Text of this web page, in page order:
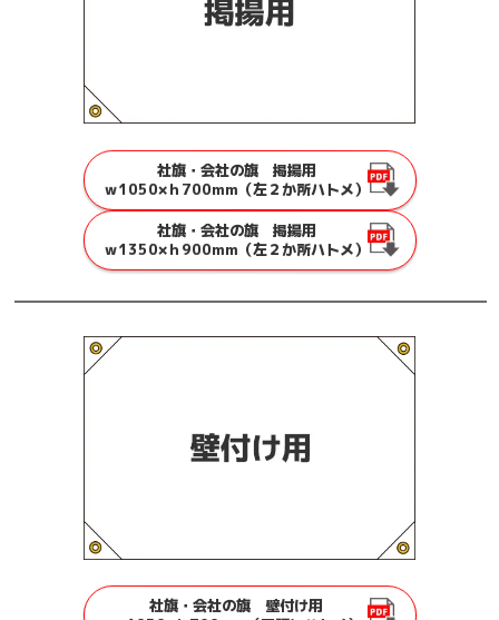
社旗・会社の旗 掲揚用
ｗ1050×ｈ700mm（左２か所ハトメ）
社旗・会社の旗 掲揚用
ｗ1350×ｈ900mm（左２か所ハトメ）
社旗・会社の旗 壁付け用